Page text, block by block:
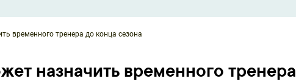
временного тренера до конца сезона
назначить временного тренера